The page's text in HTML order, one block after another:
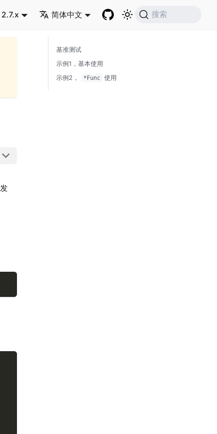
2.7.x 简体中文 搜索
基准测试
示例1，基本使用
示例2，
*Func 使用